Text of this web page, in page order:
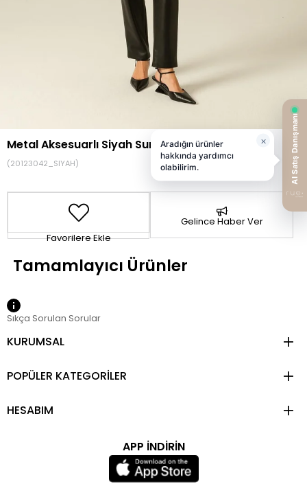
Metal Aksesuarlı Siyah Suni Deri Pantolon
(20123042_SIYAH)
Favorilere Ekle
Gelince Haber Ver
Sıkça Sorulan Sorular
KURUMSAL
POPÜLER KATEGORİLER
HESABIM
APP İNDİRİN